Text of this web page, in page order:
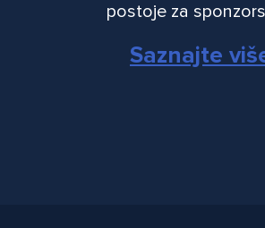
postoje za
Saznajte